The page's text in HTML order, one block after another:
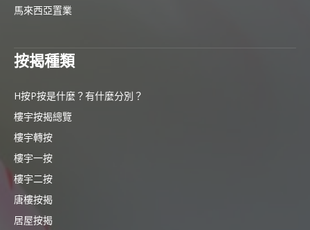
馬來西亞置業
按揭種類
H按P按是什麼？有什麼分別？
樓宇按揭總覽
樓宇轉按
樓宇一按
樓宇二按
唐樓按揭
居屋按揭